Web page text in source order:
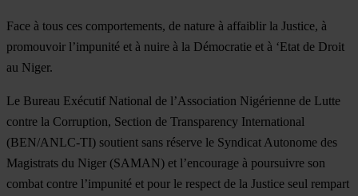
Face à tous ces comportements, de nature à affaiblir la Justice, à
promouvoir l’impunité et à nuire à la Démocratie et à ‘Etat de Droit
au Niger.
Le Bureau Exécutif National de l’Association Nigérienne de Lutte
contre la Corruption, Section de Transparency International
(BEN/ANLC-TI) soutient sans réserve le Syndicat Autonome des
Magistrats du Niger (SAMAN) et l’encourage à poursuivre son
combat contre l’impunité et pour le respect de la Justice seul rempart